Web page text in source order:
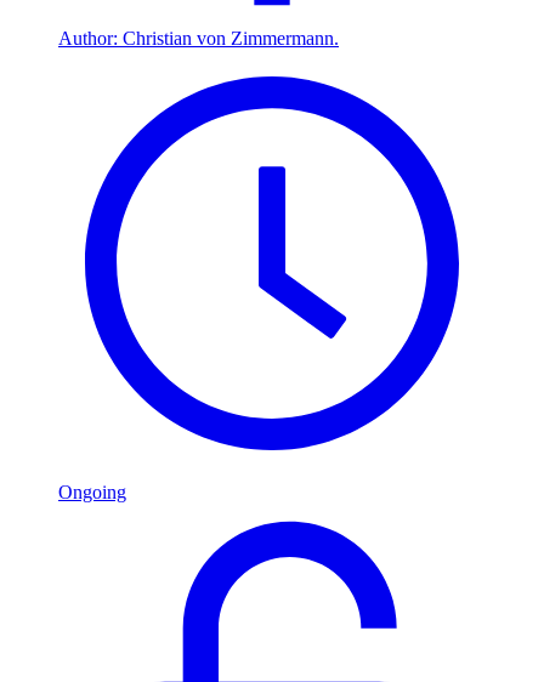
Author: Christian von Zimmermann.
Ongoing